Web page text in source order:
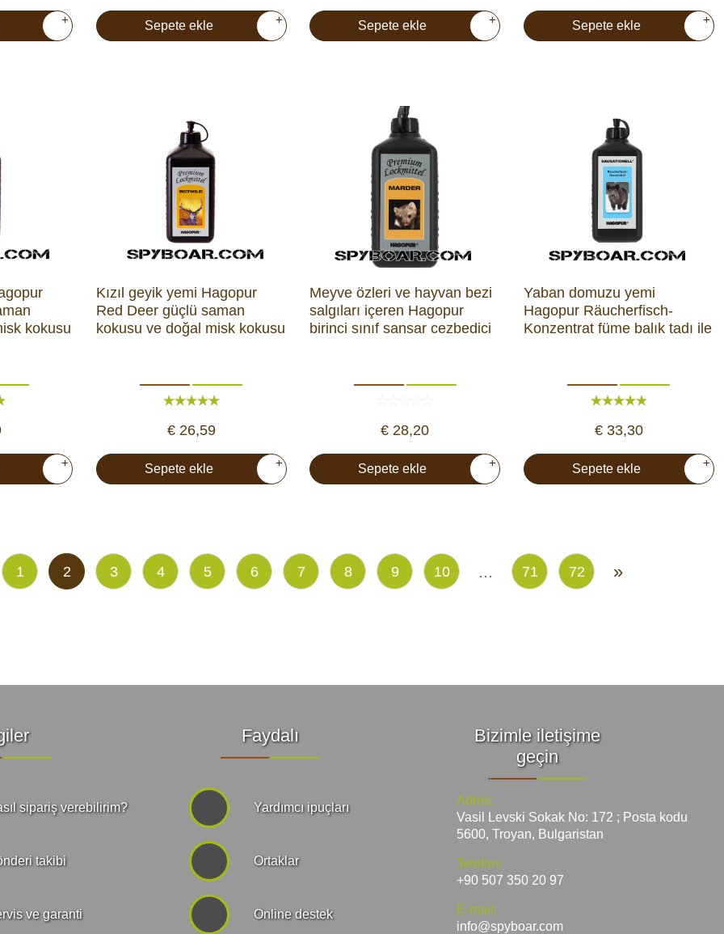
+ Sepete ekle + Sepete ekle + Sepete ekle +
kokusu
+
Kızıl geyik yemi Hagopur
Red Deer güçlü saman
kokusu ve doğal misk kokusu
€ 26,59
Sepete ekle +
Meyve özleri ve hayvan bezi
salgıları içeren Hagopur
birinci sınıf sansar cezbedici
€ 28,20
Sepete ekle +
Yaban domuzu yemi
Hagopur Räucherfisch-
Konzentrat füme balık tadı ile
€ 33,30
Sepete ekle +
1 2 3 4 5 6 7 8 9 10 ... 71 72 »
sipariş verebilirim?
takibi
ve garanti
Faydalı
Yardımcı ipuçları
Ortaklar
Online destek
Bizimle iletişime
geçin
Adres:
Vasil Levski Sokak No: 172 ; Posta kodu
5600, Troyan, Bulgaristan
Telefon:
+90 507 350 20 97
E-mail:
info@spyboar.com